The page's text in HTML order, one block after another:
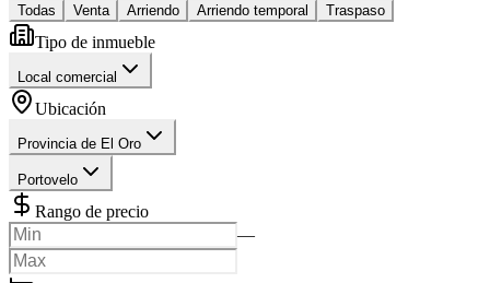
Todas Venta Arriendo Arriendo temporal Traspaso
Tipo de inmueble
Local comercial
Ubicación
Provincia de El Oro
Portovelo
Rango de precio
—